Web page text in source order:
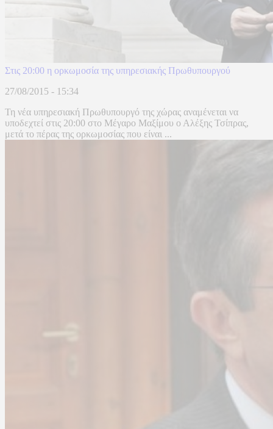
Στις 20:00 η ορκωμοσία της υπηρεσιακής Πρωθυπουργού
27/08/2015 - 15:34
Τη νέα υπηρεσιακή Πρωθυπουργό της χώρας αναμένεται να
υποδεχτεί στις 20:00 στο Μέγαρο Μαξίμου ο Αλέξης Τσίπρας,
μετά το πέρας της ορκωμοσίας που είναι ...